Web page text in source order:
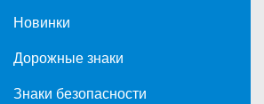
Новинки
Дорожные знаки
Знаки безопасности